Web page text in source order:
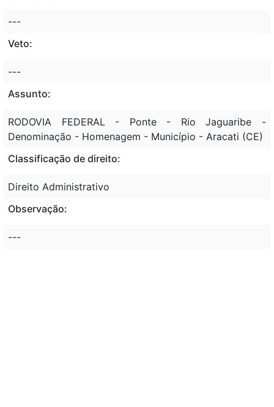
---
Veto:
---
Assunto:
RODOVIA FEDERAL - Ponte - Rio Jaguaribe -
Denominação - Homenagem - Município - Aracati (CE)
Classificação de direito:
Direito Administrativo
Observação:
---